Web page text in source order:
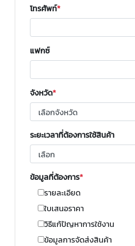
โทรศัพท์
แฟกซ์
จังหวัด
ระยะเวลาที่ต้องการใช้สินค้า
ข้อมูลที่ต้องการ
รายละเอียด
ใบเสนอราคา
วิธีแก้ปัญหาการใช้งาน
ข้อมูลการจัดส่งสินค้า